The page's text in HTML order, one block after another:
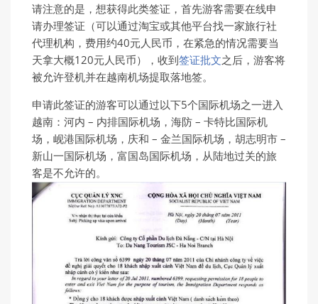
请注意的是，想获得此类签证，首先游客需要在线申
请办理签证（可以通过淘宝或其他平台找一家旅行社
代理机构，费用约40元人民币，在紧急的情况需要当
天拿大概120元人民币），收到签证批文之后，游客将
被允许登机并在越南机场提取落地签。
申请此签证的游客可以通过以下5个国际机场之一进入
越南：河内 – 内排国际机场，海防 – 卡特比国际机
场，岘港国际机场，庆和 – 金兰国际机场，胡志明市 –
新山一国际机场，富国岛国际机场，从陆地过关的旅
客是不允许的。